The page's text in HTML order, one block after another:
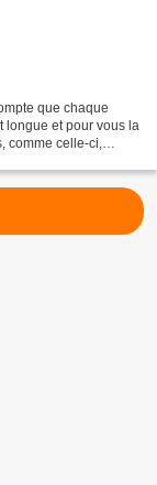
que chaque
longue et pour vous la
comme celle-ci,